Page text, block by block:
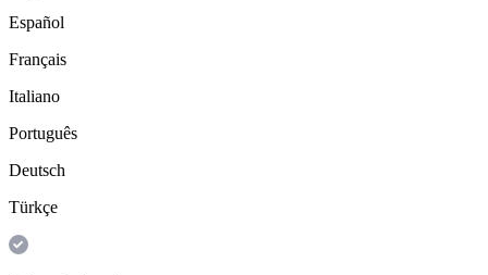
Español
Français
Italiano
Português
Deutsch
Türkçe